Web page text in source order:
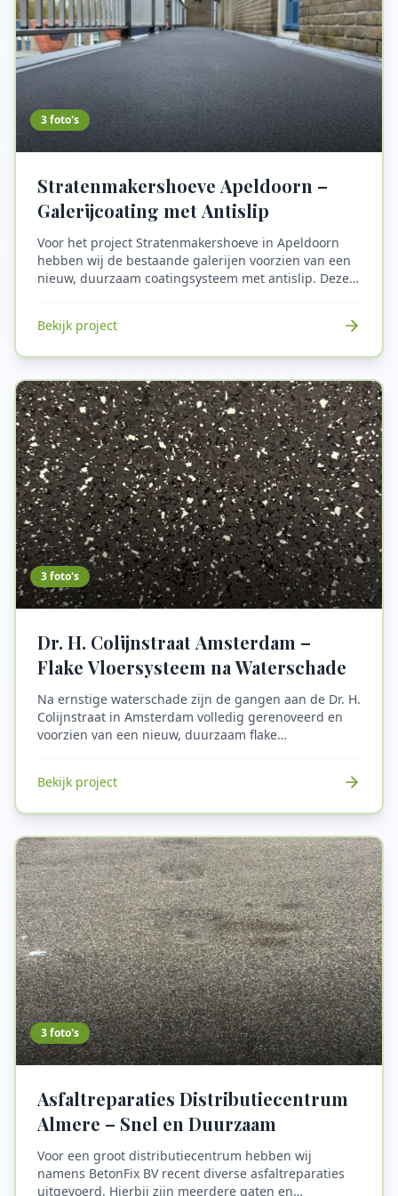
3foto's
Stratenmakershoeve Apeldoorn –
Galerijcoating met Antislip
Voor het project Stratenmakershoeve in Apeldoorn
hebben wij de bestaande galerijen voorzien van een
nieuw, duurzaam coatingsysteem met antislip. Deze
en weersinvloeden. Daarnaast zijn de dilataties
de ondergrond probleemloos worden opgevangen.
De diktekanten zijn zorgvuldig afgewerkt met nieuwe
kit voor een strakke en duurzame detaillering.
Bekijk project
3foto's
Dr. H. Colijnstraat Amsterdam –
Flake Vloersysteem na Waterschade
Na ernstige waterschade zijn de gangen aan de Dr. H.
Colijnstraat in Amsterdam volledig gerenoveerd en
voorzien van een nieuw, duurzaam flake
appartementencomplexen vanwege de hoge
niet alleen de vloeren aangepakt, maar zijn ook delen
van de wanden meegenomen in het flake systeem. Dit
zorgt voor een hygiënische en visueel sterke
afwerking.
Bekijk project
3foto's
Asfaltreparaties Distributiecentrum
Almere – Snel en Duurzaam
Voor een groot distributiecentrum hebben wij
namens BetonFix BV recent diverse asfaltreparaties
uitgevoerd. Hierbij zijn meerdere gaten en